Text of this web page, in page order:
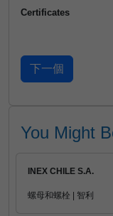
Certificates
You Might
INEX CHILE S.A.
螺母和螺栓 | 智利